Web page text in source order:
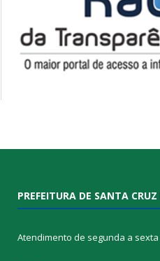
PREFEITURA DE SANTA
Atendimento de segunda a sexta